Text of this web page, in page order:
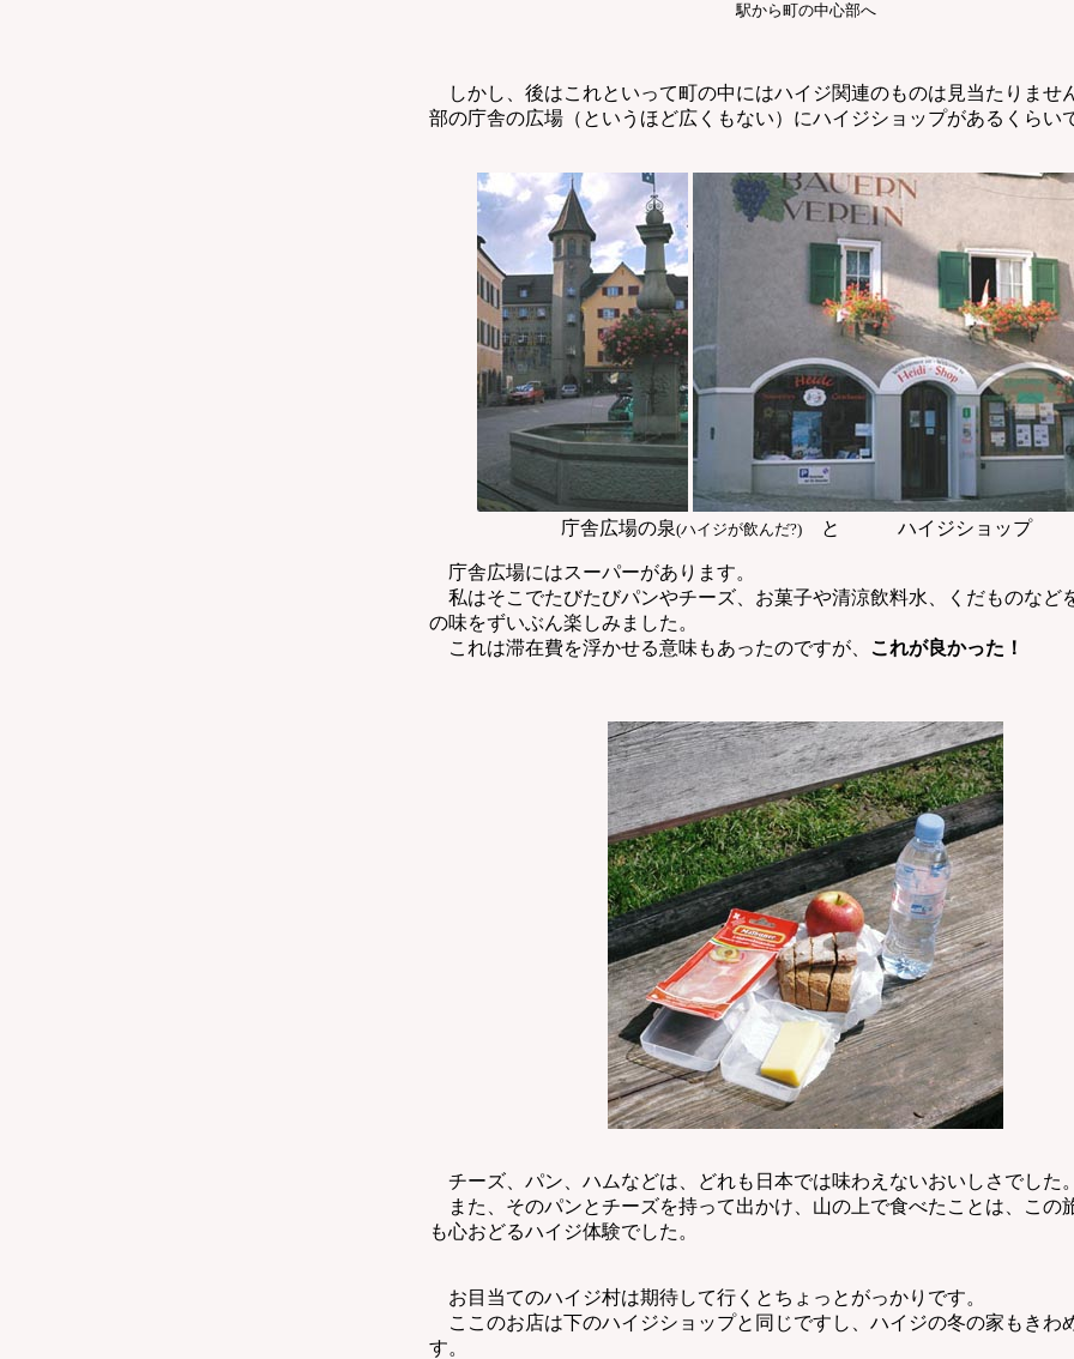
駅から町の中心部へ
しかし、後はこれといって町の中にはハイジ関連のものは見当たりませ
部の庁舎の広場（というほど広くもない）にハイジショップがあるくらい
庁舎広場の泉(ハイジが飲んだ?)と ハイジショップ
庁舎広場にはスーパーがあります。
私はそこでたびたびパンやチーズ、お菓子や清涼飲料水、くだものなど
の味をずいぶん楽しみました。
これは滞在費を浮かせる意味もあったのですが、 これが良かった！
チーズ、パン、ハムなどは、どれも日本では味わえないおいしさでした
また、そのパンとチーズを持って出かけ、山の上で食べたことは、この
も心おどるハイジ体験でした。
お目当てのハイジ村は期待して行くとちょっとがっかりです。
ここのお店は下のハイジショップと同じですし、ハイジの冬の家もきわ
す。